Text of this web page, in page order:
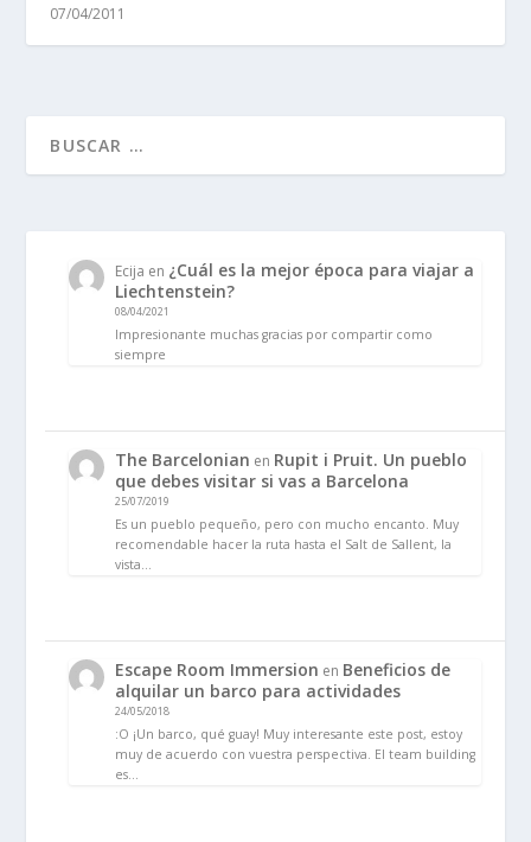
07/04/2011
Ecija en ¿Cuál es la mejor época para viajar a
Liechtenstein?
08/04/2021
Impresionante muchas gracias por compartir como
siempre
The Barcelonian en Rupit i Pruit. Un pueblo
que debes visitar si vas a Barcelona
25/07/2019
Es un pueblo pequeño, pero con mucho encanto. Muy
recomendable hacer la ruta hasta el Salt de Sallent, la
vista…
Escape Room Immersion en Beneficios de
alquilar un barco para actividades
24/05/2018
:O ¡Un barco, qué guay! Muy interesante este post, estoy
muy de acuerdo con vuestra perspectiva. El team building
es…